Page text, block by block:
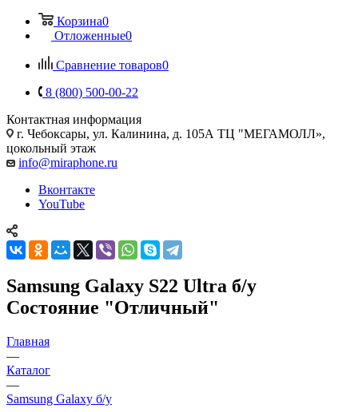
Корзина0
Отложенные0
Сравнение товаров0
8 (800) 500-00-22
Контактная информация
г. Чебоксары, ул. Калинина, д. 105А ТЦ "МЕГАМОЛЛ»,
цокольный этаж
info@miraphone.ru
Вконтакте
YouTube
Samsung Galaxy S22 Ultra б/у
Состояние "Отличный"
Главная
—
Каталог
—
Samsung Galaxy б/у